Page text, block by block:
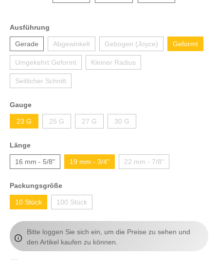
Ausführung
Gerade Abgewinkelt Gebogen (Joyce) Geformt
Umgekehrt Geformt Kleiner Radius
Seitlicher Schnitt
Gauge
23 G 25 G 27 G 30 G
Länge
16 mm - 5/8" 19 mm - 3/4" 22 mm - 7/8"
Packungsgröße
10 Stück 100 Stück
Bitte loggen Sie sich ein, um die Preise zu sehen und
den Artikel kaufen zu können.